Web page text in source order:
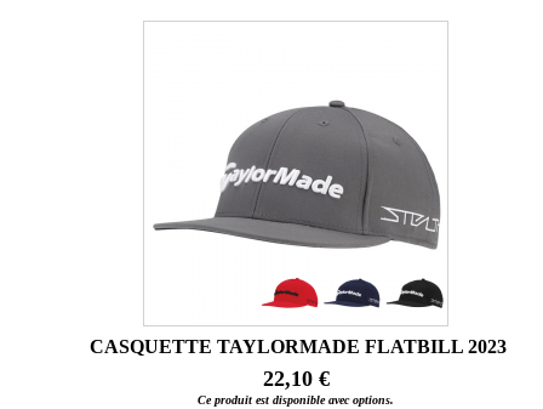
CASQUETTE TAYLORMADE FLATBILL 2023
22,10 €
Ce produit est disponible avec options.